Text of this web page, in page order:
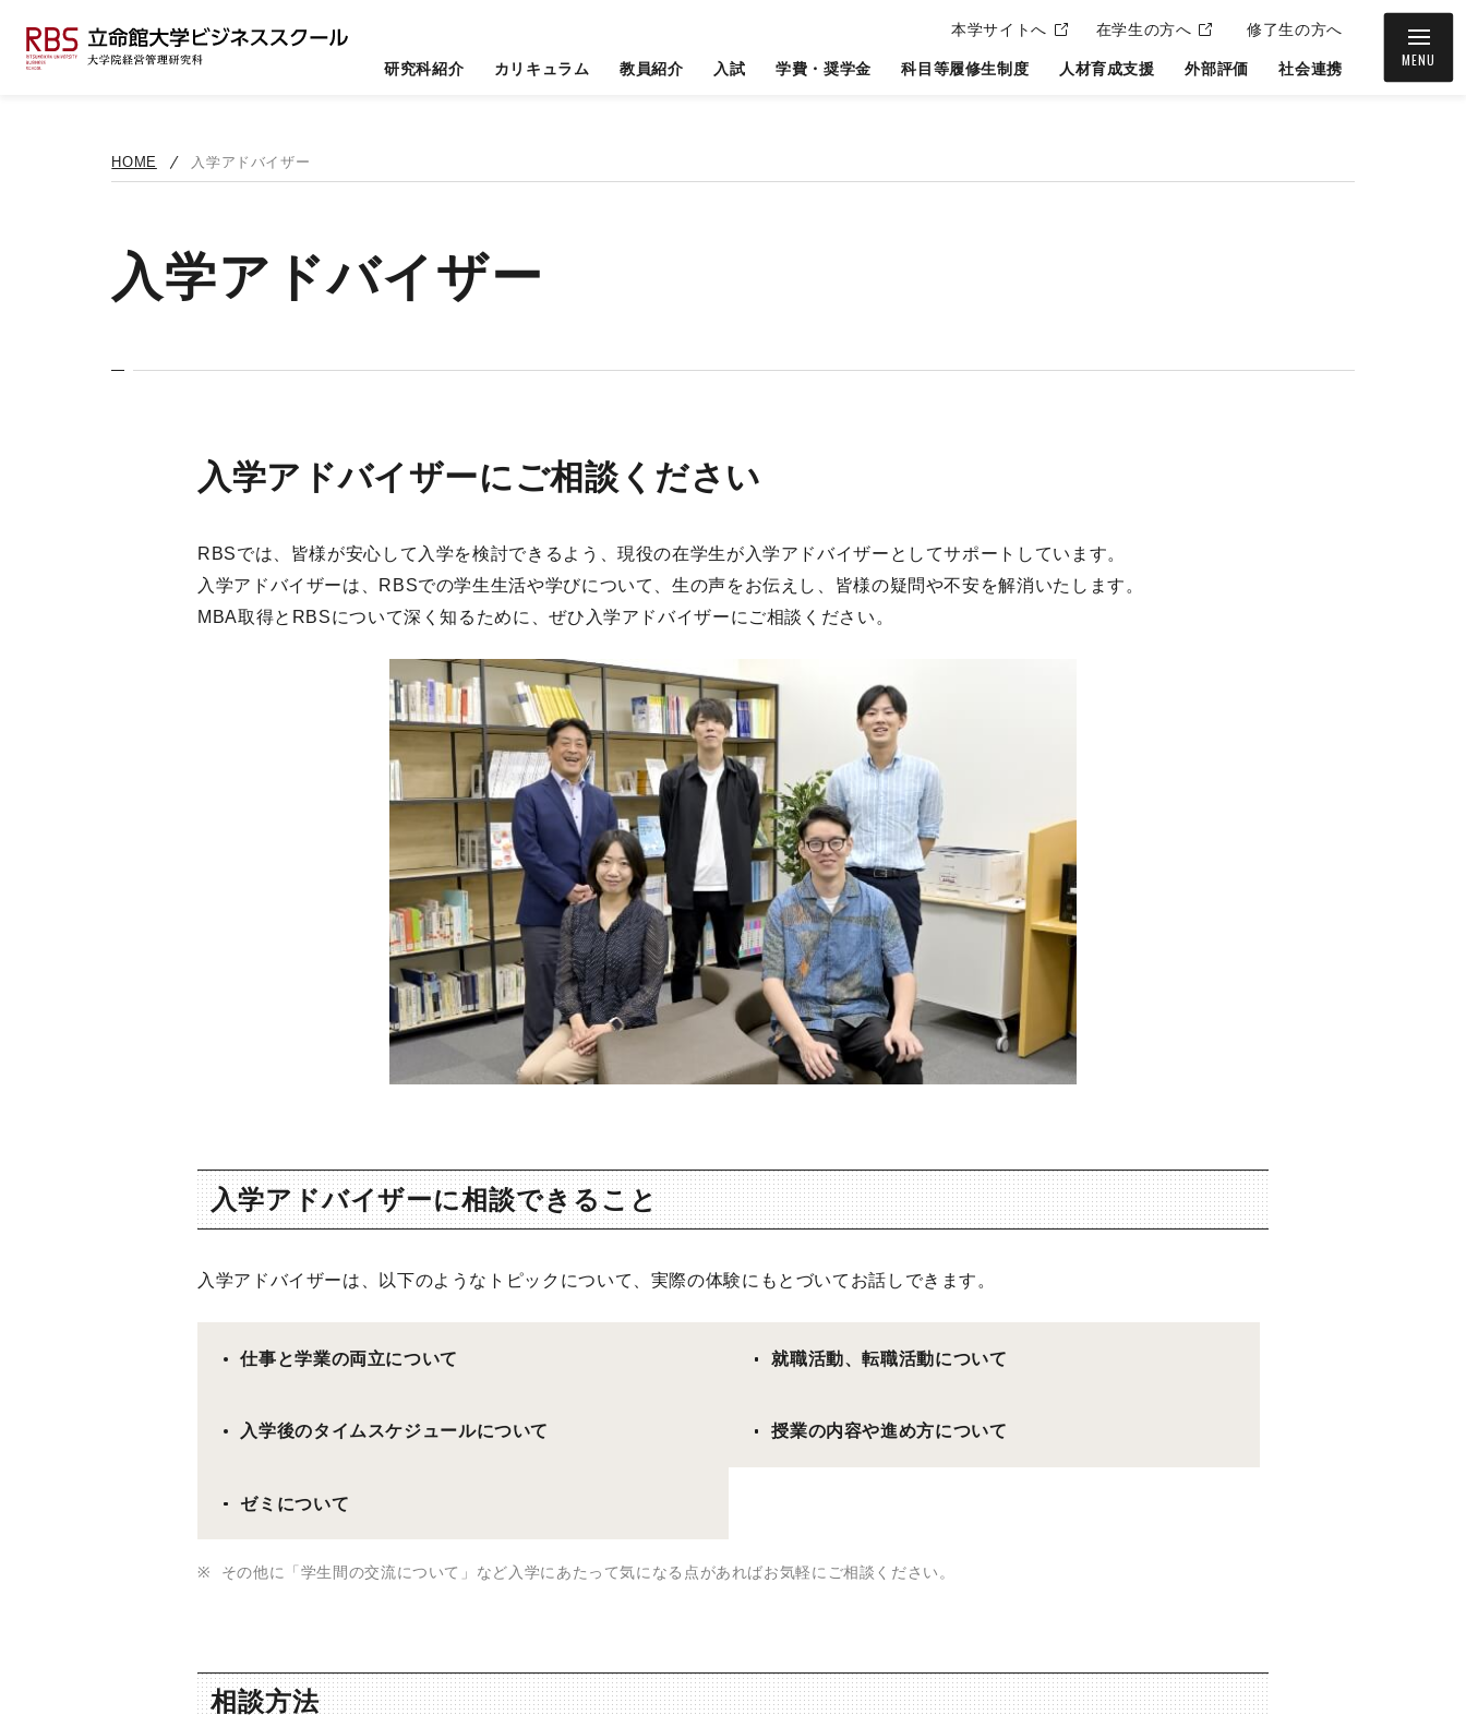
研究科紹介 カリキュラム 教員紹介 入試 学費・奨学金 科目等履修生制度 人材育成支援 外部評価 社会連携
在学生の方へ 修了生の方へ
本学サイトへ
MENU
HOME 入学アドバイザー
入学アドバイザー
入学アドバイザーにご相談ください
RBSでは、皆様が安心して入学を検討できるよう、現役の在学生が入学アドバイザーとしてサポートしています。
入学アドバイザーは、RBSでの学生生活や学びについて、生の声をお伝えし、皆様の疑問や不安を解消いたします。
MBA取得とRBSについて深く知るために、ぜひ入学アドバイザーにご相談ください。
入学アドバイザーに相談できること
入学アドバイザーは、以下のようなトピックについて、実際の体験にもとづいてお話しできます。
仕事と学業の両立について 就職活動、転職活動について
入学後のタイムスケジュールについて 授業の内容や進め方について
ゼミについて
その他に「学生間の交流について」など入学にあたって気になる点があればお気軽にご相談ください。
相談方法